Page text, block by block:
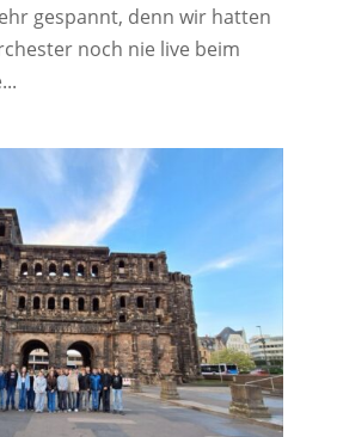
gespannt, denn wir hatten
noch nie live beim